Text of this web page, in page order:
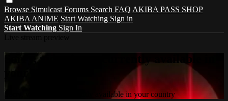
Browse Simulcast Forums Search FAQ AKIBA PASS SHOP
AKIBA ANIME Start Watching Sign in
Start Watching Sign In
Sorry, video is not currently available in
your country
Sorry, video is not currently available in your country